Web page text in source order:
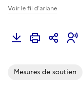
Voir le fil d'ariane
Mesures de soutien